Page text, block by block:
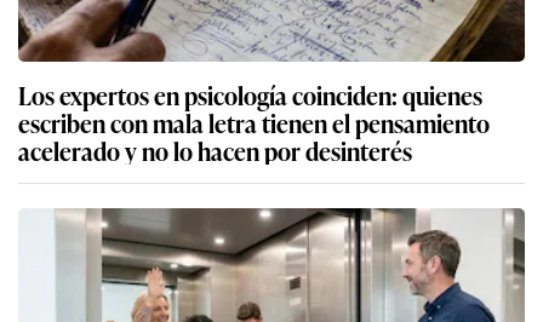
Los expertos en psicología coinciden: quienes
escriben con mala letra tienen el pensamiento
acelerado y no lo hacen por desinterés